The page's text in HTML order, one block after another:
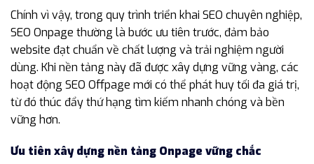
Chính vì vậy, trong quy trình triển khai SEO chuyên nghiệp,
SEO Onpage thường là bước ưu tiên trước, đảm bảo
website đạt chuẩn về chất lượng và trải nghiệm người
dùng. Khi nền tảng này đã được xây dựng vững vàng, các
hoạt động SEO Offpage mới có thể phát huy tối đa giá trị,
từ đó thúc đẩy thứ hạng tìm kiếm nhanh chóng và bền
vững hơn.
Ưu tiên xây dựng nền tảng Onpage vững chắc